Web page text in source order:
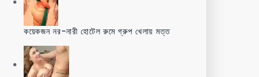
কয়েকজন নর-নারী হোটেল রুমে গ্রুপ খেলায় মত্ত